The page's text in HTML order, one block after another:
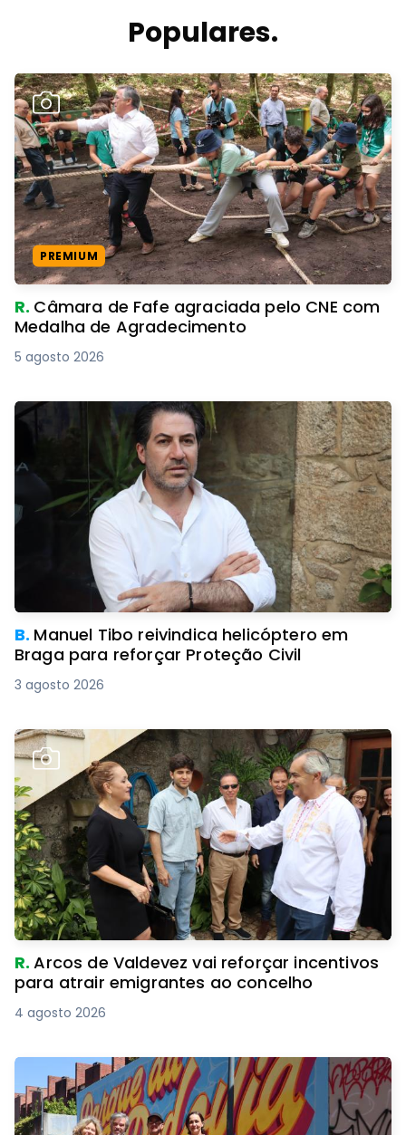
Populares.
PREMIUM
R. Câmara de Fafe agraciada pelo CNE com
Medalha de Agradecimento
5 agosto 2026
B. Manuel Tibo reivindica helicóptero em
Braga para reforçar Proteção Civil
3 agosto 2026
R.Arcos de Valdevez vai reforçar incentivos
para atrair emigrantes ao concelho
4 agosto 2026